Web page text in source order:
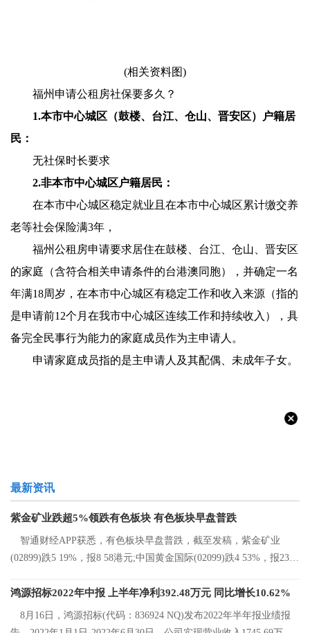
(相关资料图)
福州申请公租房社保要多久？
1.本市中心城区（鼓楼、台江、仓山、晋安区）户籍居
民：
无社保时长要求
2.非本市中心城区户籍居民：
在本市中心城区稳定就业且在本市中心城区累计缴交养
老等社会保险满3年，
福州公租房申请要求居住在鼓楼、台江、仓山、晋安区
的家庭（含符合相关申请条件的台港澳同胞），并确定一名
年满18周岁， 在本市中心城区有稳定工作和收入来源 （指的
是申请前12个月在我市中心城区连续工作和持续收入），具
备完全民事行为能力的家庭成员作为主申请人。
申请家庭成员指的是主申请人及其配偶、未成年子女。
最新资讯
紫金矿业跌超5%领跌有色板块 有色板块早盘普跌
智通财经APP获悉，有色板块早盘普跌，截至发稿，紫金矿业
(02899)跌5 19%，报8 58港元;中国黄金国际(02099)跌4 53%，报23 2
鸿源招标2022年中报 上半年净利392.48万元 同比增长10.62%
8月16日，鸿源招标(代码：836924 NQ)发布2022年半年报业绩报